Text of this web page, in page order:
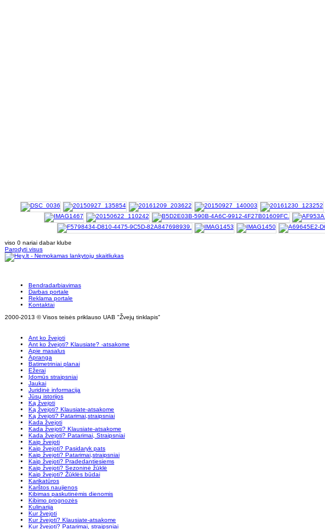
viso 0 nariai dabar klube
Parodyti visus
Bendradarbiavimas
Darbas portale
Reklama portale
Kontaktai
2000-2013 © Visos teisės priklauso UAB "Žvejų tinklapis"
Ant ko žvejoti
Ant ko žvejoti? Klausiate? -atsakome
Apie masalus
Apranga
Batimetriniai planai
Ežerai
Įdomūs straipsniai
Jaukai
Juridinė informacija
Jūsų istorijos
Ką žvejoti
Ką žvejoti? Klausiate-atsakome
Ką žvejoti? Patarimai,straipsniai
Kada žvejoti
Kada žvejoti? Klausiate-atsakome
Kada žvejoti? Patarimai, Straipsniai
Kaip žvejoti
Kaip žvejoti? Pasidaryk pats
Kaip žvejoti? Patarimai,straipsniai
Kaip žvejoti? Pradedantiesiems
Kaip žvejoti? Sezoninė žūklė
Kaip žvejoti? Žūklės būdai
Karikatūros
Karštos naujienos
Kibimas paskutinėmis dienomis
Kibimo prognozės
Kulinarija
Kur žvejoti
Kur žvejoti? Klausiate-atsakome
Kur žvejoti? Patarimai, straipsniai